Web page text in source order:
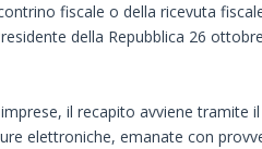
fiscale o della ricevuta
della Repubblica 26
il recapito avviene
elettroniche, emanate con